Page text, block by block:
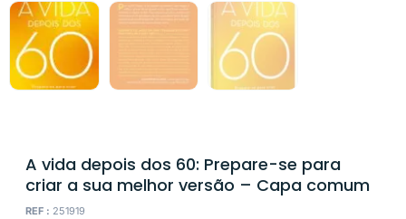
A vida depois dos 60: Prepare-se para
criar a sua melhor versão – Capa comum
REF : 251919